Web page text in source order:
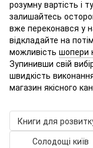
розумну вартість і
залишайтесь
вже переконався у
відкладайте на
можливість шопери
Зупинивши свій
швидкість
магазин якісного
Книги для
Солодощі київ